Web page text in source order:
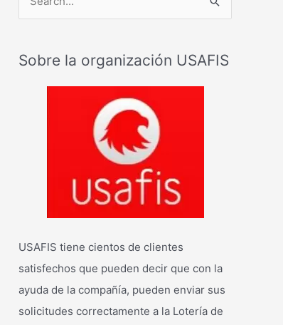
c
Sobre la organización USAFIS
USAFIS tiene cientos de clientes
satisfechos que pueden decir que con la
ayuda de la compañía, pueden enviar sus
solicitudes correctamente a la Lotería de